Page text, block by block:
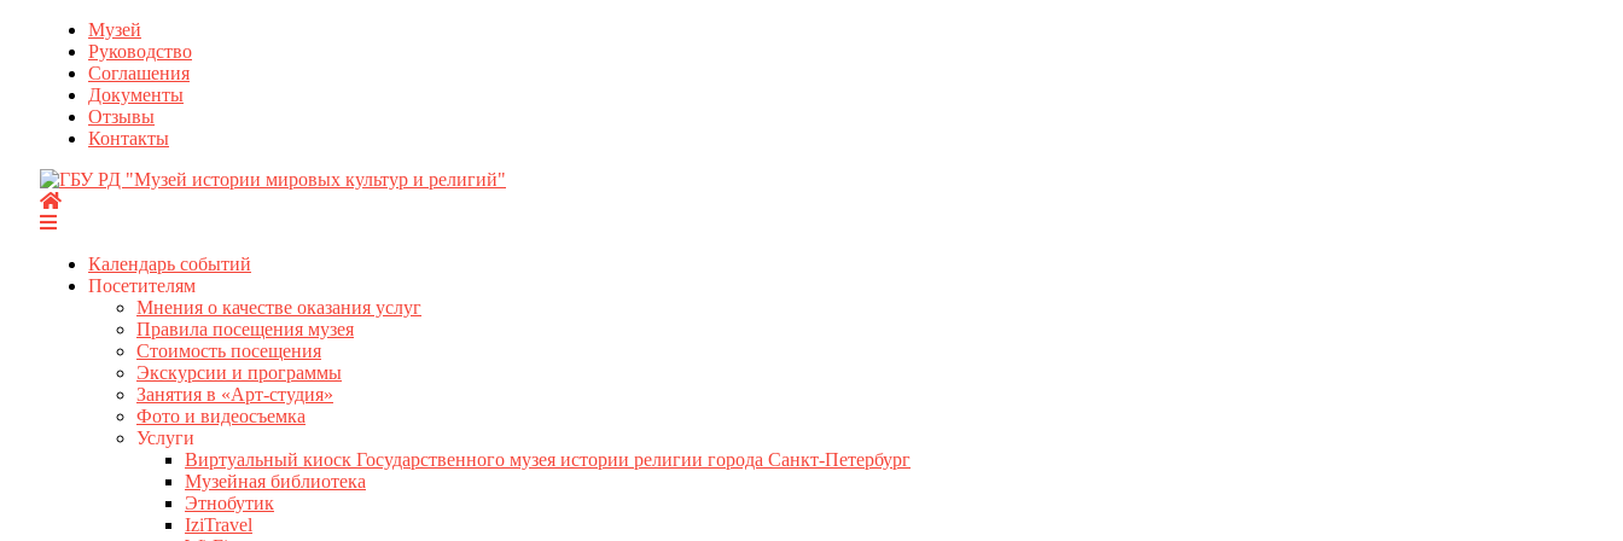
Перейти
содержимому
Музей
Руководство
Соглашения
Документы
Отзывы
Контакты
Календарь событий
Посетителям
Мнения о качестве оказания услуг
Правила посещения музея
Стоимость посещения
Экскурсии и программы
Занятия в «Арт-студия»
Фото и видеосъемка
Услуги
Виртуальный киоск Государственного музея истории религии города Санкт-Петербург
Музейная библиотека
Этнобутик
IziTravel